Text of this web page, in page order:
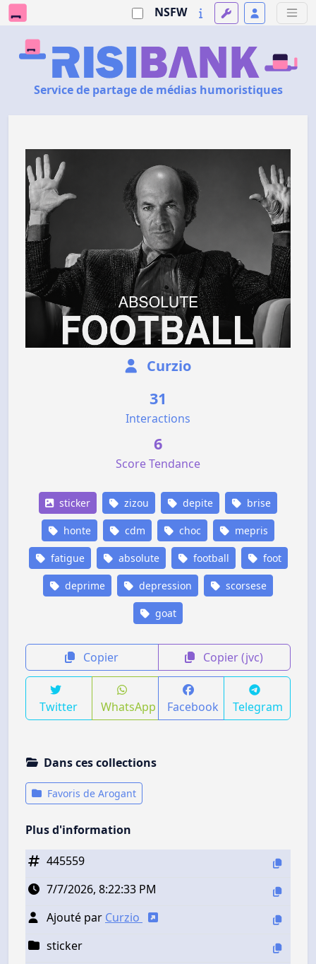
NSFW
Service de partage de médias humoristiques
Curzio
31
Interactions
6
Score Tendance
sticker zizou depite brise
honte cdm choc mepris
fatigue absolute football foot
deprime depression scorsese
goat
Copier Copier (jvc)
Twitter WhatsApp Facebook Telegram
Dans ces collections
Favoris de Arogant
Plus d'information
445559
7/7/2026, 8:22:33 PM
Ajouté par Curzio
sticker